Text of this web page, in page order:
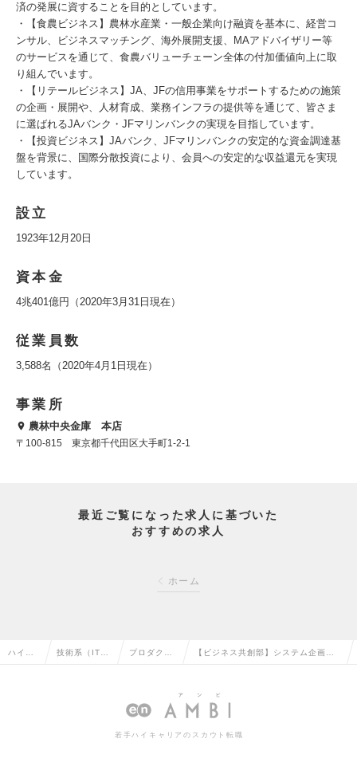
済の発展に資することを目的としています。
・【食農ビジネス】農林水産業・一般企業向け融資を基本に、経営コ
ンサル、ビジネスマッチング、海外展開支援、MAアドバイザリー等
のサービスを通じて、食農バリューチェーン全体の付加価値向上に取
り組んでいます。
・【リテールビジネス】JA、JFの信用事業をサポートするための施策
の企画・展開や、人材育成、業務インフラの提供等を通じて、皆さま
に選ばれるJAバンク・JFマリンバンクの実現を目指しています。
・【投資ビジネス】JAバンク、JFマリンバンクの安定的な資金調達基
盤を背景に、国際分散投資により、会員への安定的な収益還元を実現
しています。
設立
1923年12月20日
資本金
4兆401億円（2020年3月31日現在）
従業員数
3,588名（2020年4月1日現在）
事業所
農林中央金庫 本店
〒100-815 東京都千代田区大手町1-2-1
最近ご覧になった求人に基づいた
おすすめの求人
ホーム
ハイク 技術系（IT・ プロダクト
ーの転職
【ビジネス共創部】システム企画・
したDX企画の求人情報
若手ハイキャリアのスカウト転職